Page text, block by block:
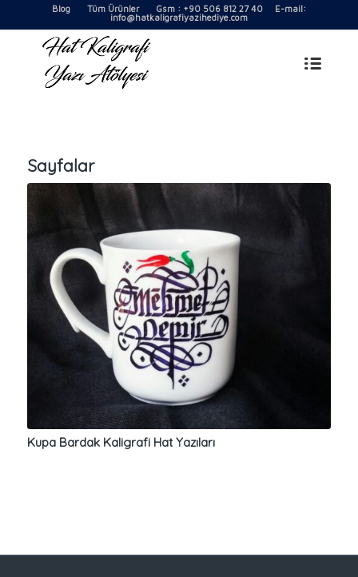
Blog Tüm ÜrünlerGsm : +90 506 812 27 40 E-mail:
info@hatkaligrafiyazihediye.com
Sayfalar
Kupa Bardak Kaligrafi Hat Yazıları